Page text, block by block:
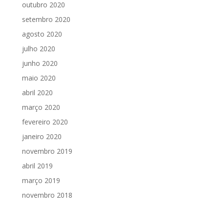
outubro 2020
setembro 2020
agosto 2020
julho 2020
junho 2020
maio 2020
abril 2020
março 2020
fevereiro 2020
janeiro 2020
novembro 2019
abril 2019
março 2019
novembro 2018